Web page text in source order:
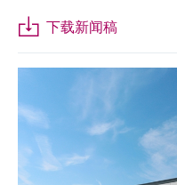
系统产品
Netilion IIoT
软件
Differential pressure flow
measurement
选购全部
静压液位测量
Conductive level
Float switch level
放射线物位测量
实验室检测仪表和便携
全自动水质采样仪
TOC、COD和SAC分析仪
ORP电极和变送器
紧凑型温度计
表面温度计
线缆式温度计
设备配置用平板电脑
能量管理仪和应用管理
浪涌保护器
选购全部
过程气体分析仪
空气质量测量装置
烟雾探测器
视距测量仪
Netilion Connect
Netilion Device Viewer
Netilion Water
电力与能源
采矿、矿物加工及冶
续的未来
公用工程：可靠使用
学习中心
学习中心 - 探索
的指导课程与资源，随时随
根据需要，从培训、研讨会、
在线研讨会等各种活动中灵
活动和培训
您的Endress+Hauser
文化与价值观
可持续发展
关联公司
Endress+Hauser 光学分
Endress+Hauser SICK
线下活动
查找市场活动及培训
IST创新传感器技术公
会
Endress+Hauser SICK
下载新闻稿